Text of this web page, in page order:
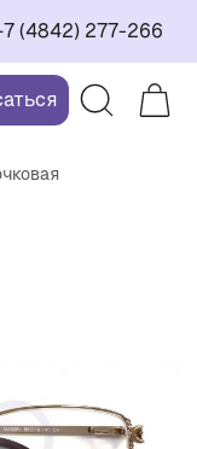
(4842) 277-266